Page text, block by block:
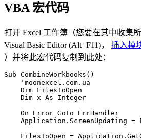
VBA 宏代码
打开 Excel 工作簿（您要在其中收集
Visual Basic Editor (Alt+F11)， 插入模
）并将此宏代码复制到此处：
Sub CombineWorkbooks()
    'moonexcel.com.ua
    Dim FilesToOpen
    Dim x As Integer
    On Error GoTo ErrHandler
Application.ScreenUpdating =
FilesToOpen =